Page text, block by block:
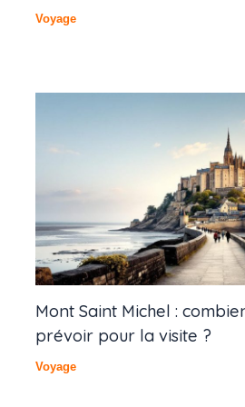
Voyage
Mont Saint Michel :
prévoir pour la visite ?
Voyage